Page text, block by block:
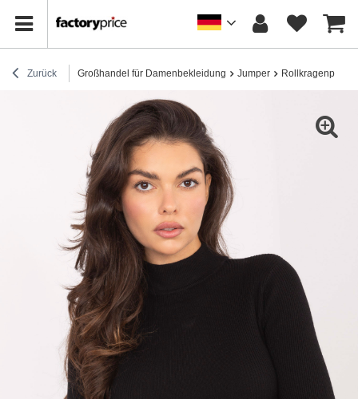
Zurück Großhandel für Damenbekleidung Jumper